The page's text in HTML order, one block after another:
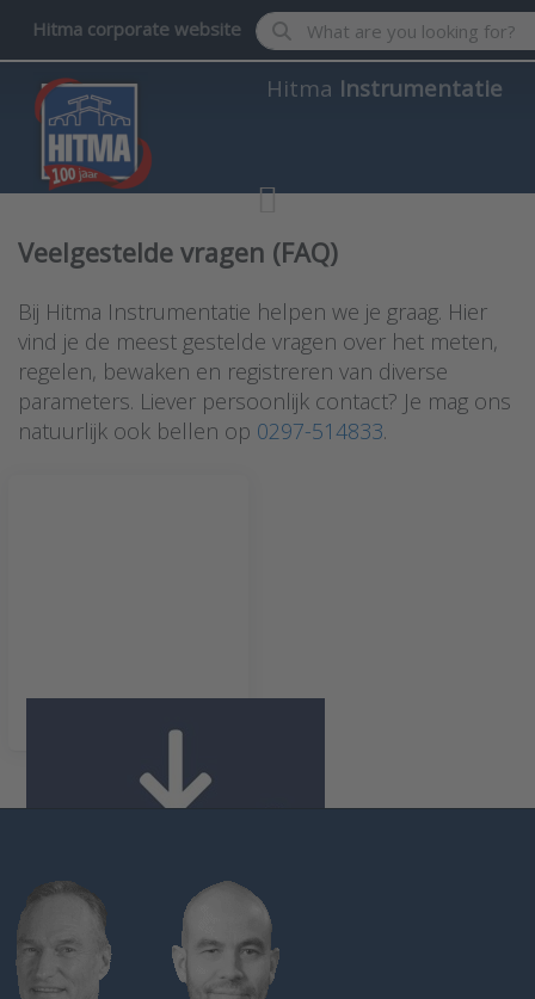
Hitma corporate website Enter a search term. Results
Hitma Instrumentatie
Veelgestelde vragen (FAQ)
Bij Hitma Instrumentatie helpen we je graag. Hier
vind je de meest gestelde vragen over het meten,
regelen, bewaken en registreren van diverse
parameters. Liever persoonlijk contact? Je mag ons
natuurlijk ook bellen op 0297-514833.